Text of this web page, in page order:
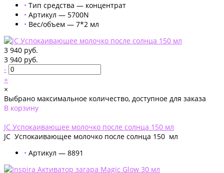
• Тип средства — концентрат
• Артикул — 5700N
• Вес/объем — 7*2 мл
3 940 руб.
3 940 руб.
-
+
×
Выбрано максимальное количество, доступное для заказа
В корзину
JС Успокаивающее молочко после солнца 150 мл
JС Успокаивающее молочко после солнца 150 мл
• Артикул — 8891